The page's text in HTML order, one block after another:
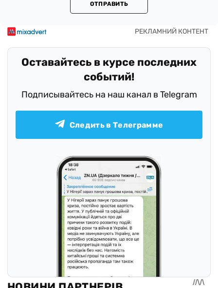
ОТПРАВИТЬ
Оставайтесь в курсе последних
событий!
Подписывайтесь на наш канал в Telegram
Следить в Телеграмме